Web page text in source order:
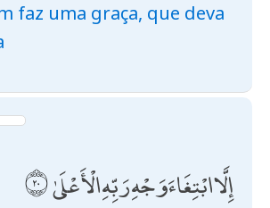
faz uma graça, que deva
إِلَّا ابْتِغَاءَ وَجْهِ رَبِّهِ الْأَعْلَىٰ